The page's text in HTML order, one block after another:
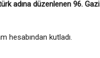
adına düzenlenen 96. Gazi
hesabından kutladı.